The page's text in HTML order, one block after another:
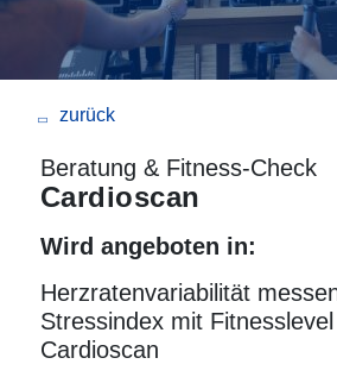
Beratung & Fitness-Check
Cardioscan
Wird angeboten in:
Herzratenvariabilität
Stressindex mit
Cardioscan